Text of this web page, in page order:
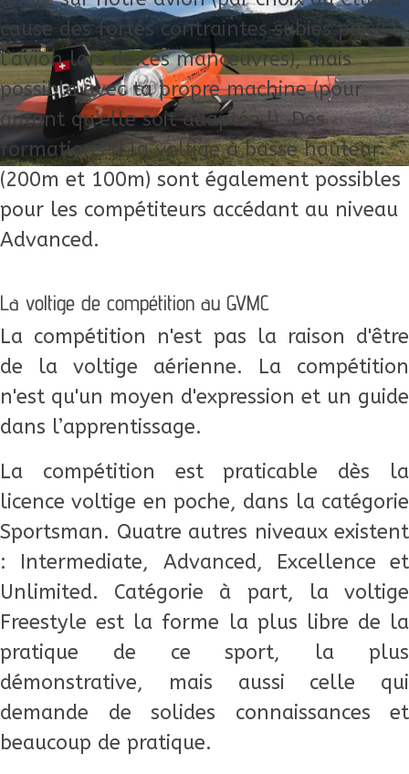
cause des fortes contraintes subies par
l’avion lors de ces manœuvres), mais
possible avec ta propre machine (pour
autant qu’elle soit adaptée !). Des
formations à la voltige à basse hauteur
(200m et 100m) sont également possibles
pour les compétiteurs accédant au niveau
Advanced.
La voltige de compétition au GVMC
La compétition n'est pas la raison d'être
de la voltige aérienne. La compétition
n'est qu'un moyen d'expression et un guide
dans l’apprentissage.
La compétition est praticable dès la
licence voltige en poche, dans la catégorie
Sportsman. Quatre autres niveaux existent
: Intermediate, Advanced, Excellence et
Unlimited. Catégorie à part, la voltige
Freestyle est la forme la plus libre de la
pratique de ce sport, la plus
démonstrative, mais aussi celle qui
demande de solides connaissances et
beaucoup de pratique.